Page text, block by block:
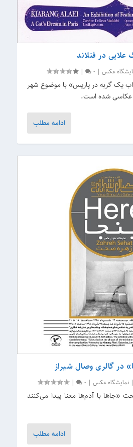
در فنلاند
عکس |
0
|
یک گربه در پاریس» با موضوع شهر
عکاسی شده است.
ادامه مطلب
در گالری وصال شیراز
|نمایشگاه عکس |
0
|
با آدم‌ها معنا پیدا می‌کنند
ادامه مطلب